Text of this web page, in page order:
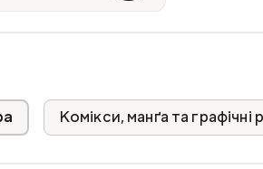
Комікси, манґа та графічні